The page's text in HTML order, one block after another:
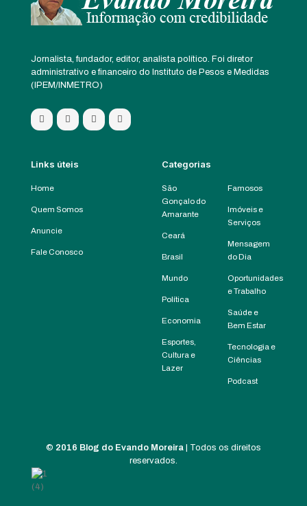
Jornalista, fundador, editor, analista político. Foi diretor
administrativo e financeiro do Instituto de Pesos e Medidas
(IPEM/INMETRO)
Links úteis
Home
Quem Somos
Anuncie
Fale Conosco
Categorias
São
Gonçalo do
Amarante
Ceará
Brasil
Mundo
Política
Economia
Esportes,
Cultura e
Lazer
Famosos
Imóveis e
Serviços
Mensagem
do Dia
Oportunidades
e Trabalho
Saúde e
Bem Estar
Tecnologia e
Ciências
Podcast
© 2016 Blog do Evando Moreira | Todos os direitos
reservados.